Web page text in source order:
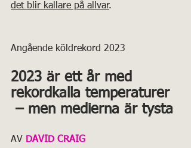
det blir kallare på allvar.
Angående köldrekord 2023
2023 är ett år med
rekordkalla temperaturer
– men medierna är tysta
AV DAVID CRAIG